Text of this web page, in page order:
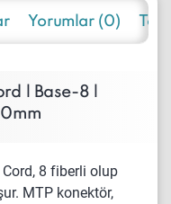
Yorumlar (0)
| Base-8 |
8 fiberli olup
MTP konektör,